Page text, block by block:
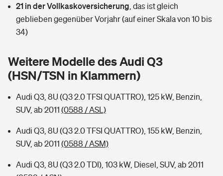
Tools
Wer versichert was: Jetzt Versicherer finden
Sie haben Fragen?
Handyversicherung
Musikinstrumentenversicherung
Zur Übersicht
Kinderunfall-Check: Mehr Sicherheit für deine Kids
Wer versichert was: Jetzt Versicherer finden
Sie haben Fragen?
Rentenrechner: Wie viel Geld bekomme ich im Alter?
21 in der Vollkaskoversicherung das ist gleich
geblieben gegenüber Vorjahr (auf einer Skala von 10 bis
34)
Weitere Modelle des Audi Q3
(HSN/TSN in Klammern)
Audi Q3, 8U (Q3 2.0 TFSI QUATTRO), 125 kW, Benzin,
SUV, ab 2011 (0588 / ASL)
Audi Q3, 8U (Q3 2.0 TFSI QUATTRO), 155 kW, Benzin,
SUV, ab 2011 (0588 / ASM)
Audi Q3, 8U (Q3 2.0 TDI), 103 kW, Diesel, SUV, ab 2011